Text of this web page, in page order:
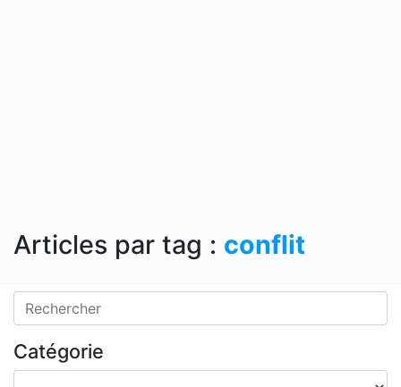
Articles par tag : conflit
Catégorie